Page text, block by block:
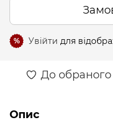
% Увійти для
До обраного
Опис